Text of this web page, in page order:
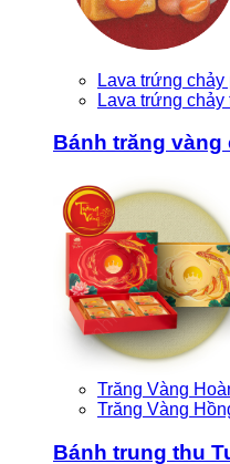
Lava trứng chảy
Lava trứng
Bánh trăng vàng
Trăng Vàng
Trăng Vàng
Bánh trung thu